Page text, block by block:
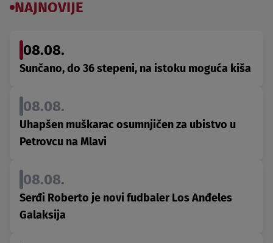
NAJNOVIJE
08.08.
Sunčano, do 36 stepeni, na istoku moguća kiša
08.08.
Uhapšen muškarac osumnjičen za ubistvo u
Petrovcu na Mlavi
08.08.
Serđi Roberto je novi fudbaler Los Anđeles
Galaksija